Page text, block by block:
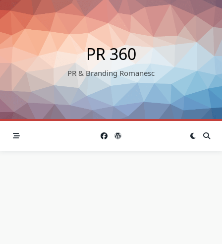
Skip
to
content
PR 360
PR & Branding Romanesc